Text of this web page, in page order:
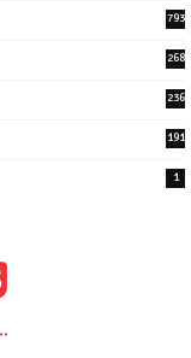
793
268
236
191
1